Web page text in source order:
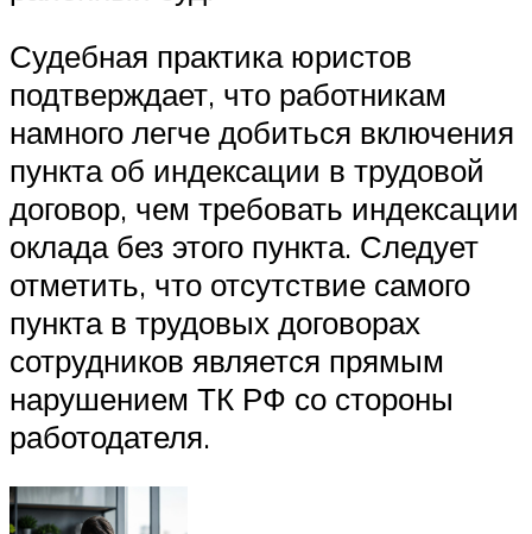
Судебная практика юристов
подтверждает, что работникам
намного легче добиться включения
пункта об индексации в трудовой
договор, чем требовать индексации
оклада без этого пункта. Следует
отметить, что отсутствие самого
пункта в трудовых договорах
сотрудников является прямым
нарушением ТК РФ со стороны
работодателя.